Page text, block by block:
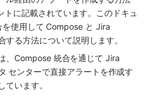
トに記載されています。このドキュ
を使用して Compose と Jira
する方法について説明します。
、 Compose 統合を通じて Jira
センターで直接アラートを作成す
ています。